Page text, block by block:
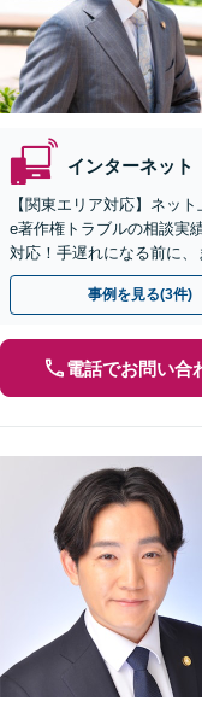
インターネット
【関東エリア対応】ネッ
e著作権トラブルの相談実
対応！手遅れになる前に
料】【オンライン対応可
事例を見る(3件)
電話でお問い合